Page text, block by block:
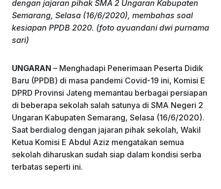
e
b
o
k
e
dI
s
A
p
gr
a
l
e
dengan jajaran pihak SMA 2 Ungaran Kabupaten
Semarang, Selasa (16/6/2020), membahas soal
kesiapan PPDB 2020. (foto ayuandani dwi purnama
sari)
UNGARAN – Menghadapi Penerimaan Peserta Didik
Baru (PPDB) di masa pandemi Covid-19 ini, Komisi E
DPRD Provinsi Jateng memantau berbagai persiapan
di beberapa sekolah salah satunya di SMA Negeri 2
Ungaran Kabupaten Semarang, Selasa (16/6/2020).
Saat berdialog dengan jajaran pihak sekolah, Wakil
Ketua Komisi E Abdul Aziz mengatakan semua
sekolah diharuskan sudah siap dalam kondisi serba
terbatas seperti ini.